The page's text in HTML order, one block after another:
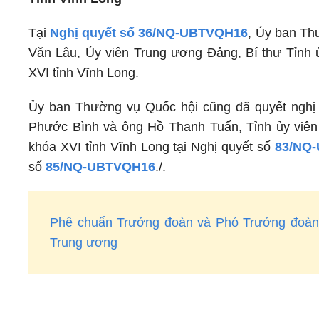
Tại Nghị quyết số 36/NQ-UBTVQH16, Ủy ban
Văn Lâu, Ủy viên Trung ương Đảng, Bí thư
XVI tỉnh Vĩnh Long.
Ủy ban Thường vụ Quốc hội cũng đã quyết
Phước Bình và ông Hồ Thanh Tuấn, Tỉnh ủy
khóa XVI tỉnh Vĩnh Long tại Nghị quyết số 83/
số 85/NQ-UBTVQH16./.
Phê chuẩn Trưởng đoàn và Phó Trưởng
Trung ương